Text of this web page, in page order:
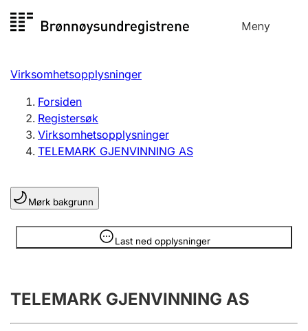
til
Meny
Registersøk
Aksjeselskap
Enkeltpersonforetak
Registrere, endre, slette
Lag og forening
Registrere, endre, slette
Virksomhetsopplysninger
Forsiden
Registersøk
Virksomhetsopplysninger
TELEMARK GJENVINNING AS
Mørk bakgrunn
Last ned opplysninger
Opplysninger er skjult
TELEMARK GJENVINNING AS